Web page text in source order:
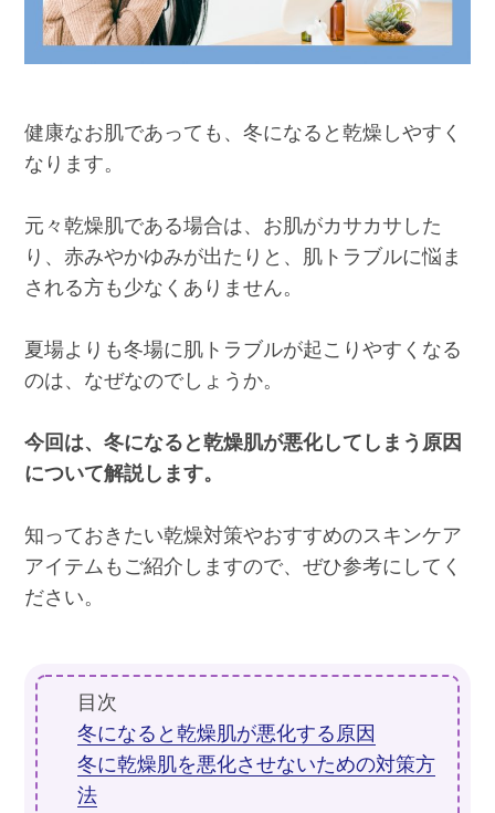
健康なお肌であっても、冬になると乾燥しやすく
なります。
元々乾燥肌である場合は、お肌がカサカサした
り、赤みやかゆみが出たりと、肌トラブルに悩ま
される方も少なくありません。
夏場よりも冬場に肌トラブルが起こりやすくなる
のは、なぜなのでしょうか。
今回は、冬になると乾燥肌が悪化してしまう原因
について解説します。
知っておきたい乾燥対策やおすすめのスキンケア
アイテムもご紹介しますので、ぜひ参考にしてく
ださい。
目次
冬になると乾燥肌が悪化する原因
冬に乾燥肌を悪化させないための対策方
法